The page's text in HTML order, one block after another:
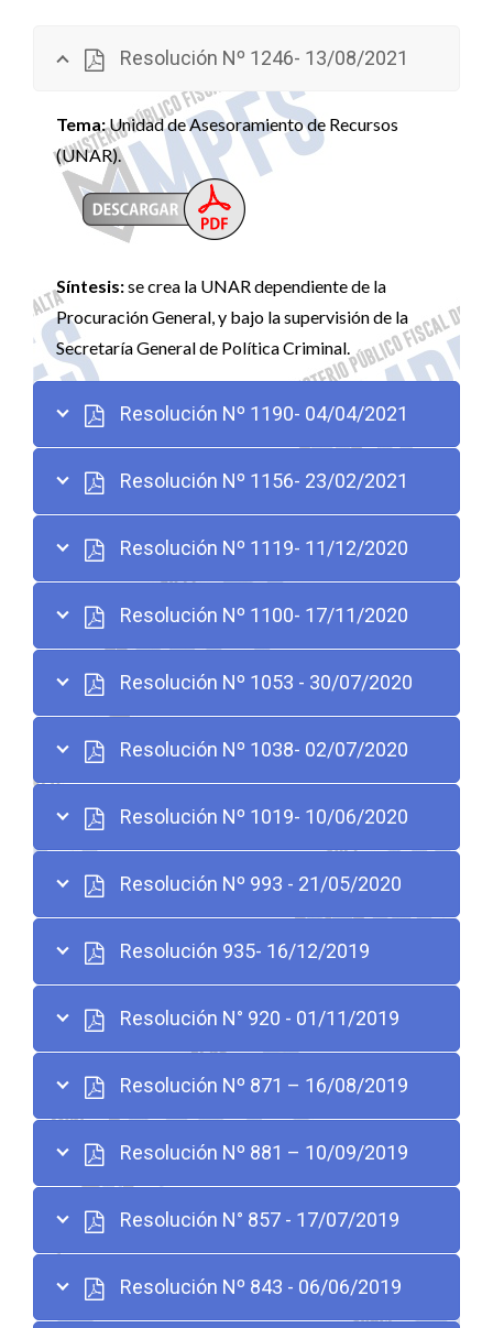
Resolución Nº 1246- 13/08/2021
Tema:Unidad de Asesoramiento de Recursos
(UNAR).
Síntesis:se crea la UNAR dependiente de la
Procuración General, y bajo la supervisión de la
Secretaría General de Política Criminal.
Resolución Nº 1190- 04/04/2021
Resolución Nº 1156- 23/02/2021
Resolución Nº 1119- 11/12/2020
Resolución Nº 1100- 17/11/2020
Resolución Nº 1053 - 30/07/2020
Resolución Nº 1038- 02/07/2020
Resolución Nº 1019- 10/06/2020
Resolución Nº 993 - 21/05/2020
Resolución 935- 16/12/2019
Resolución N° 920 - 01/11/2019
Resolución Nº 871 – 16/08/2019
Resolución Nº 881 – 10/09/2019
Resolución N° 857 - 17/07/2019
Resolución Nº 843 - 06/06/2019